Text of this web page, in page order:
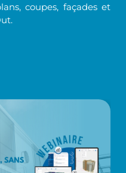
coupes, façades et